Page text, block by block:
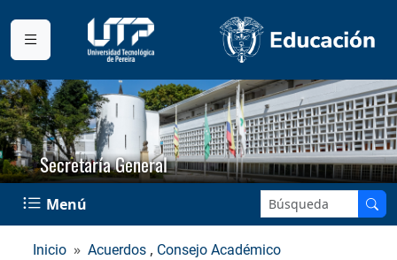
Secretaría General
Menú Buscar en el sitio:
Inicio Acuerdos , Consejo Académico